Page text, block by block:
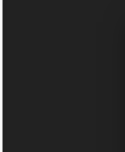
Sketchbook5,
Sketchbook5,